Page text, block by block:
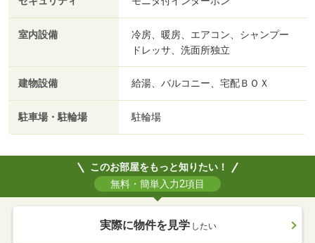
室内設備
冷房、暖房、エアコン、シャンプー
ドレッサ、洗面所独立
建物設備 給湯、バルコニー、宅配ＢＯＸ
駐車場・駐輪場 駐輪場
このお部屋をもっと知りたい！
無料・簡単入力2項目
実際に物件を見学 したい